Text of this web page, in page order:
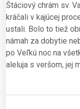
Štáciový chrám sv.
kráčali v kajúcej
ustali. Bolo to tiež
námah za dobytie
po Veľkú noc na
aleluja s veršom, jej